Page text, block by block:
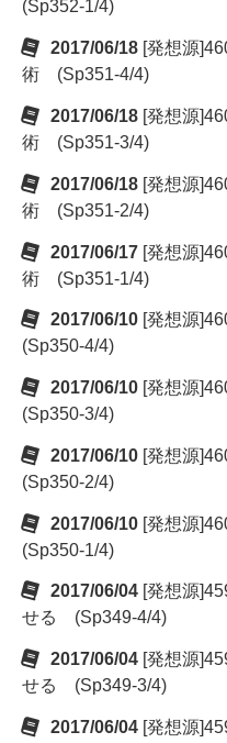
(Sp352-1/4)
2017/06/18 [発想源
術 (Sp351-4/4)
2017/06/18 [発想源
術 (Sp351-3/4)
2017/06/18 [発想源
術 (Sp351-2/4)
2017/06/17 [発想源
術 (Sp351-1/4)
2017/06/10 [発想源
(Sp350-4/4)
2017/06/10 [発想源
(Sp350-3/4)
2017/06/10 [発想源
(Sp350-2/4)
2017/06/10 [発想源
(Sp350-1/4)
2017/06/04 [発想源
せる (Sp349-4/4)
2017/06/04 [発想源
せる (Sp349-3/4)
2017/06/04 [発想源